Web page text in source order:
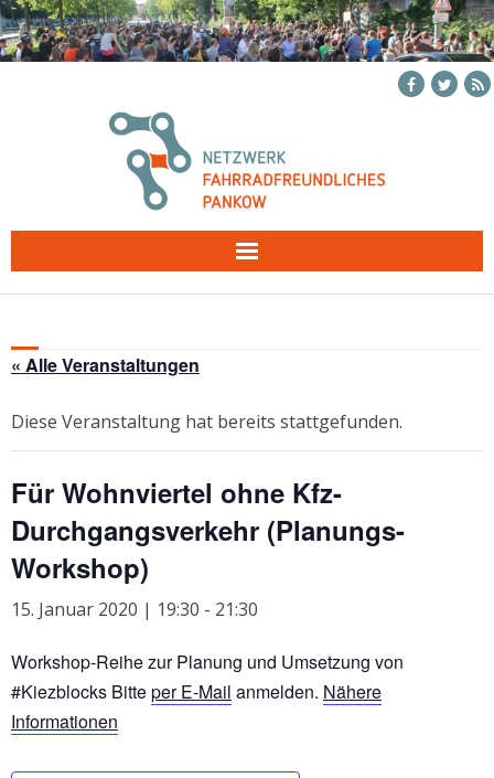
Skip
to
« Alle Veranstaltungen
Diese Veranstaltung hat bereits stattgefunden.
Für Wohnviertel ohne Kfz-
Durchgangsverkehr (Planungs-
Workshop)
15. Januar 2020 | 19:30 - 21:30
Workshop-Reihe zur Planung und Umsetzung von
#Kiezblocks Bitteper E-Mail anmelden. Nähere
Informationen